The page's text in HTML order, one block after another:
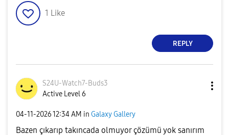
1 Like
REPLY
S24U-Watch7-Buds3
Active Level 6
‎04-11-202612:34 AM in Galaxy Gallery
Bazen çıkarıp takıncada olmuyor çözümü yok sanırım